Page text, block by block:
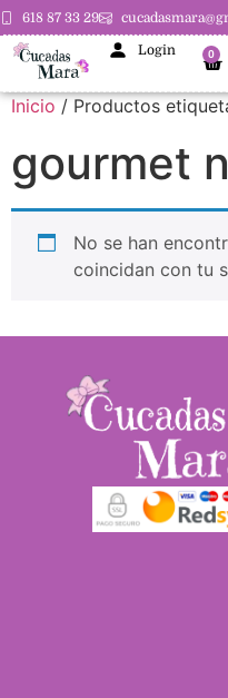
618 87 33 29
Login 0
Inicio / Productos
gourmet
No se han
coincidan con tu